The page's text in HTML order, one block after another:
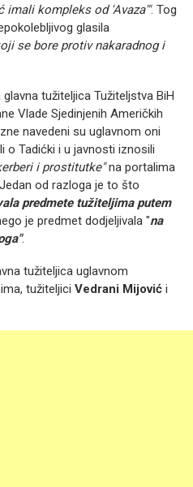
imali kompleks od 'Avaza'". Tog
glasila
se bore protiv nakaradnog i
tužiteljica Tužiteljstva BiH
Vlade Sjedinjenih Američkih
navedeni su uglavnom oni
o Tadićki i u javnosti iznosili
i prostitutke"na portalima
Jedan od razloga je to što
predmete tužiteljima putem
je predmet dodjeljivala "na
.
tužiteljica uglavnom
tužiteljici Vedrani Mijović i